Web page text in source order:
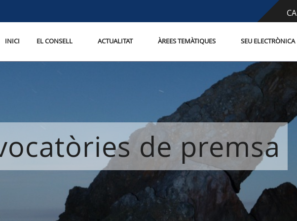
CA
ES
INICI EL CONSELL ACTUALITAT ÀREES TEMÀTIQUES SEU ELECTRÒNICA
de premsa